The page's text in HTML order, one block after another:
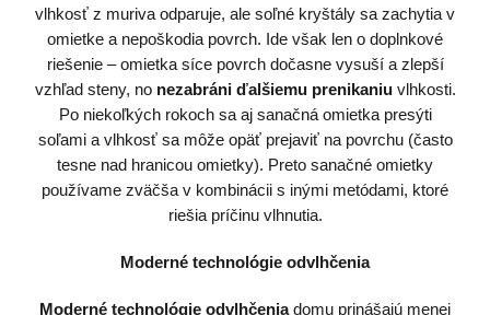
vlhkosť z muriva odparuje, ale soľné kryštály sa zachytia v
omietke a nepoškodia povrch. Ide však len o doplnkové
riešenie – omietka síce povrch dočasne vysuší a zlepší
vzhľad steny, no nezabráni ďalšiemu prenikaniuvlhkosti.
Po niekoľkých rokoch sa aj sanačná omietka presýti
soľami a vlhkosť sa môže opäť prejaviť na povrchu (často
tesne nad hranicou omietky). Preto sanačné omietky
používame zväčša v kombinácii s inými metódami, ktoré
riešia príčinu vlhnutia.
Moderné technológie odvlhčenia
Moderné technológie odvlhčeniadomu prinášajú menej